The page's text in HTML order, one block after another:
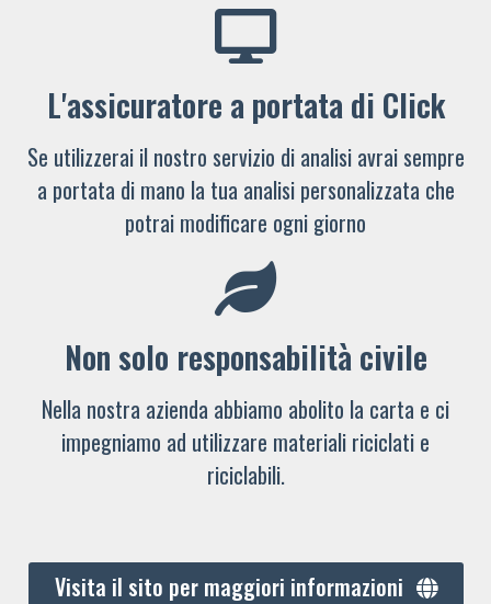
L'assicuratore a portata di Click
Se utilizzerai il nostro servizio di analisi avrai sempre
a portata di mano la tua analisi personalizzata che
potrai modificare ogni giorno
Non solo responsabilità civile
Nella nostra azienda abbiamo abolito la carta e ci
impegniamo ad utilizzare materiali riciclati e
riciclabili.
Visita il sito per maggiori informazioni